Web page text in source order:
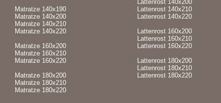
Matratze 140x190
Matratze 140x200
Matratze 140x210
Matratze 140x220
Matratze 160x200
Matratze 160x210
Matratze 160x220
Matratze 180x200
Matratze 180x210
Matratze 180x220
Lattenrost 140x200
Lattenrost 140x210
Lattenrost 140x220
Lattenrost 160x200
Lattenrost 160x210
Lattenrost 160x220
Lattenrost 180x200
Lattenrost 180x210
Lattenrost 180x220